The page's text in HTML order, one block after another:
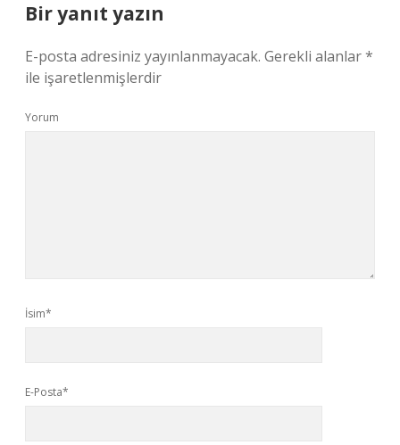
Bir yanıt yazın
E-posta adresiniz yayınlanmayacak. Gerekli alanlar*
ile işaretlenmişlerdir
Yorum
İsim*
E-Posta*